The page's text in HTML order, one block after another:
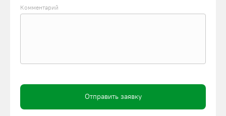
Новосибирске. Мы изготавливаем, монтируем, налаживаем и
обслуживаем ГПО, что позволит избежать простоев. На
Комментарий
Отправить заявку